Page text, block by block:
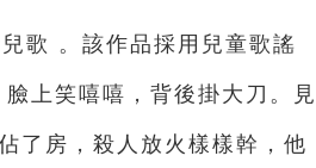
歌 。該作品採用兒童歌謠
上笑嘻嘻，背後掛大刀。見
了房，殺人放火樣樣幹，他